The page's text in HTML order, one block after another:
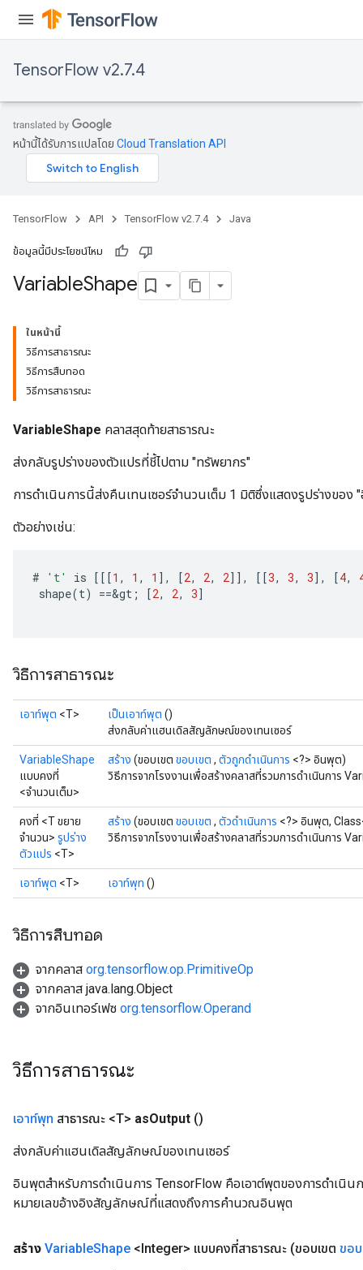
TensorFlow v2.7.4
หน้านี้ได้รับการแปลโดย Cloud Translation API
TensorFlow API TensorFlow v2.7.4 Java
ข้อมูลนี้มีประโยชน์ไหม
VariableShape
ในหน้านี้
วิธีการสาธารณะ
วิธีการสืบทอด
วิธีการสาธารณะ
VariableShape คลาสสุดท้ายสาธารณะ
ส่งกลับรูปร่างของตัวแปรที่ชี้ไปตาม "ทรัพยากร"
การดำเนินการนี้ส่งคืนเทนเซอร์จำนวนเต็ม 1 มิติซึ่งแสดงรูปร่างของ
ตัวอย่างเช่น:
# 't' is [[[1 , 1 , 1 ] , [2, 2, 2]] , [[3, 3, 3] , [4,
shape(t) ==&gt ; [2, 2, 3]
วิธีการสาธารณะ
เอาท์พุต <T> เป็นเอาท์พุต ()
ส่งกลับค่าแฮนเดิลสัญลักษณ์ของเทนเซอร์
VariableShape
แบบคงที่
<จำนวนเต็ม>
สร้าง (ขอบเขต ขอบเขต , ตัวถูกดำเนินการ <?> อินพุต)
วิธีการจากโรงงานเพื่อสร้างคลาสที่รวมการดำเนินการ
คงที่ <T ขยาย
จำนวน> รูปร่าง
ตัวแปร <T>
สร้าง (ขอบเขต ขอบเขต , ตัวดำเนินการ <?> อินพุต,
วิธีการจากโรงงานเพื่อสร้างคลาสที่รวมการดำเนินการ
เอาท์พุต <T> เอาท์พุท ()
วิธีการสืบทอด
จากคลาส org.tensorflow.op.PrimitiveOp
จากคลาส java.lang.Object
จากอินเทอร์เฟซ org.tensorflow.Operand
วิธีการสาธารณะ
เอาท์พุท สาธารณะ <T> asOutput ()
ส่งกลับค่าแฮนเดิลสัญลักษณ์ของเทนเซอร์
อินพุตสำหรับการดำเนินการ TensorFlow คือเอาต์พุตของการดำเนิน
หมายเลขอ้างอิงสัญลักษณ์ที่แสดงถึงการคำนวณอินพุต
สร้าง VariableShape <Integer> แบบคงที่สาธารณะ (ขอบเขต ขอบ